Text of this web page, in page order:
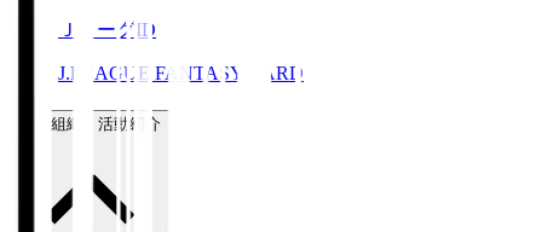
ＪリーグID
J.LEAGUE FANTASY CARD
運営組織・活動紹介